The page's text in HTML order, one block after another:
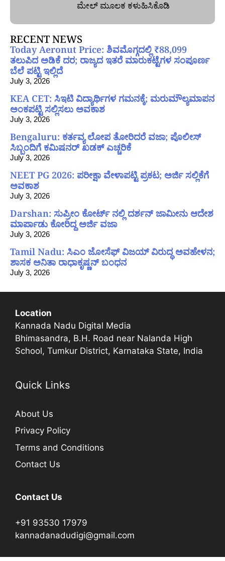
ಮೇಲ್‌ ಮೂಲಕ ಕಳುಹಿಸಿಕೊಡಿ
RECENT NEWS
Today Aeronut Price: ಶಿವಮೊಗ್ಗದಲ್ಲಿ ₹88,099
ತಲುಪಿದ ಅಡಿಕೆ ದರ; ರಾಜ್ಯದ ಇತರೆ ಮಾರುಕಟ್ಟೆಗಳ ಸಂಪೂರ್ಣ
ಬೆಲೆ ಪಟ್ಟಿ ಇಲ್ಲಿದೆ
July 3, 2026
KEA CET: ಸಿಇಟಿ ವಿದ್ಯಾರ್ಥಿಗಳ ಗಮನಕ್ಕೆ; ಮರುಮೌಲ್ಯಮಾಪನ
ಅಂಕಪಟ್ಟಿ ಸಲ್ಲಿಸಲು ಅವಕಾಶ
July 3, 2026
Bengaluru: ಕರ್ತವ್ಯ ಲೋಪ ತೋರಿದರೆ ವಜಾ; ಪೊಲೀಸ್
ಸಿಬ್ಬಂದಿಗೆ ಕಮಿಷನರ್ ಖಡಕ್ ಎಚ್ಚರಿಕೆ
July 3, 2026
NEET PG 2026: ಪರೀಕ್ಷಾ ವೇಳಾಪಟ್ಟಿ ಪ್ರಕಟ; ಅರ್ಜಿ ಸಲ್ಲಿಕೆಗೆ
ಅವಕಾಶ
July 3, 2026
Darshan: ಸುಪ್ರೀಂ ಕೋರ್ಟ್ ನಲ್ಲಿ ದರ್ಶನ್ ಜಾಮೀನು ಆದೇಶ
ಮಾರ್ಪಾಡು ಕೋರಿದ್ದ ಅರ್ಜಿ ವಜಾ
July 3, 2026
Tamil Nadu: ಸಿಎಂ ಜೋಸೆಫ್ ವಿಜಯ್ ವಿರುದ್ಧ ಅವಹೇಳನ;
ಶಾಸಕ ಅನಿತಾ ರಾಧಾಕೃಷ್ಣನ್ ಬಂಧನ
July 3, 2026
Location
Kannada Nadu Digital Media
Bhimasandra, B.H. Road near Nalanda High
School, Tumkur District, Karnataka State, India
Quick Links
About Us
Privacy Policy
Terms and Conditions
Contact Us
Contact Us
+91 93530 17979
kannadanadudigi@gmail.com